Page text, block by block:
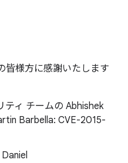
皆様方に感謝いたします
ィ チームの Abhishek
Barbella: CVE-2015-